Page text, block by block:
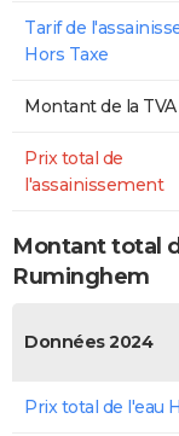
Tarif de
Hors Taxe
Montant de la TVA
Prix total de
l'assainissement
Montant total
Ruminghem
Données 2024
Prix total de l'eau